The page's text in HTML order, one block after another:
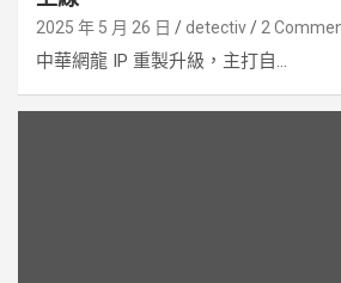
2025 年 5 月 26 日 detectiv 2
中華網龍 IP 重製升級，主打自...